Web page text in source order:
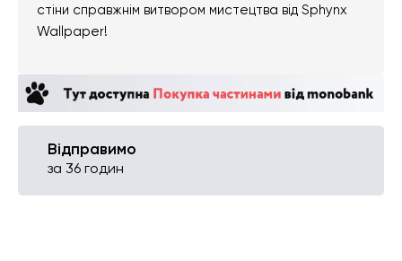
стіни справжнім витвором мистецтва від Sphynx
Wallpaper!
Відправимо
за 36 годин